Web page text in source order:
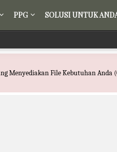
PPG SOLUSI UNTUK
Menyediakan File Kebutuhan Anda